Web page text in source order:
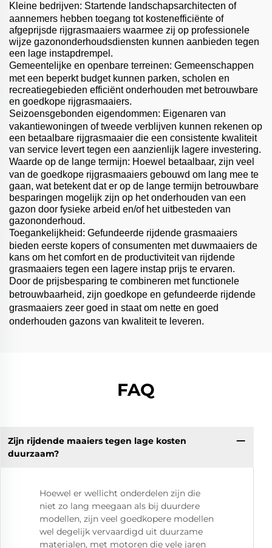
Kleine bedrijven: Startende landschapsarchitecten of
aannemers hebben toegang tot kostenefficiënte of
afgeprijsde rijgrasmaaiers waarmee zij op professionele
wijze gazononderhoudsdiensten kunnen aanbieden tegen
een lage instapdrempel.
Gemeentelijke en openbare terreinen: Gemeenschappen
met een beperkt budget kunnen parken, scholen en
recreatiegebieden efficiënt onderhouden met betrouwbare
en goedkope rijgrasmaaiers.
Seizoensgebonden eigendommen: Eigenaren van
vakantiewoningen of tweede verblijven kunnen rekenen op
een betaalbare rijgrasmaaier die een consistente kwaliteit
van service levert tegen een aanzienlijk lagere investering.
Waarde op de lange termijn: Hoewel betaalbaar, zijn veel
van de goedkope rijgrasmaaiers gebouwd om lang mee te
gaan, wat betekent dat er op de lange termijn betrouwbare
besparingen mogelijk zijn op het onderhouden van een
gazon door fysieke arbeid en/of het uitbesteden van
gazononderhoud.
Toegankelijkheid: Gefundeerde rijdende grasmaaiers
bieden eerste kopers of consumenten met duwmaaiers de
kans om het comfort en de productiviteit van rijdende
grasmaaiers tegen een lagere instap prijs te ervaren.
Door de prijsbesparing te combineren met functionele
betrouwbaarheid, zijn goedkope en gefundeerde rijdende
grasmaaiers zeer goed in staat om nette en goed
onderhouden gazons van kwaliteit te leveren.
FAQ
Zijn rijdende maaiers tegen lage kosten
duurzaam?
Hoewel er wellicht onderdelen zijn die
niet zo lang meegaan als bij duurdere
modellen, zijn veel goedkopere modellen
wel degelijk vervaardigd uit duurzame
materialen, met motoren die vele jaren